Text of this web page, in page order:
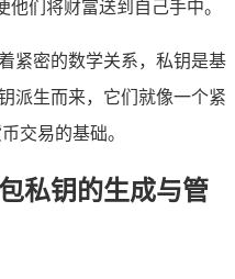
们将财富送到自己手中。
紧密的数学关系，私钥是基
派生而来，它们就像一个紧
交易的基础。
私钥的生成与管